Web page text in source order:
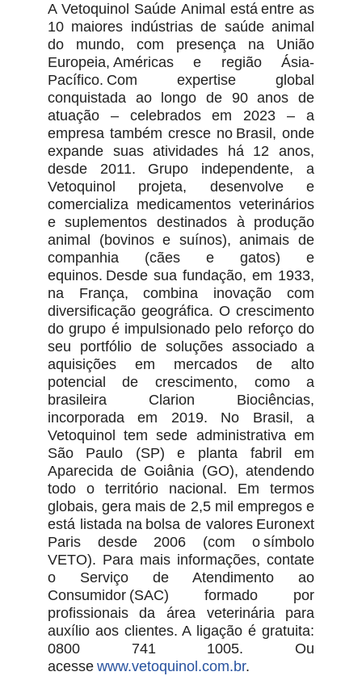
A Vetoquinol Saúde Animal está entre as
10 maiores indústrias de saúde animal
do mundo, com presença na União
Europeia, Américas e região Ásia-
Pacífico. Com expertise global
conquistada ao longo de 90 anos de
atuação – celebrados em 2023 – a
empresa também cresce no Brasil, onde
expande suas atividades há 12 anos,
desde 2011. Grupo independente, a
Vetoquinol projeta, desenvolve e
comercializa medicamentos veterinários
e suplementos destinados à produção
animal (bovinos e suínos), animais de
companhia (cães e gatos) e
equinos. Desde sua fundação, em 1933,
na França, combina inovação com
diversificação geográfica. O crescimento
do grupo é impulsionado pelo reforço do
seu portfólio de soluções associado a
aquisições em mercados de alto
potencial de crescimento, como a
brasileira Clarion Biociências,
incorporada em 2019. No Brasil, a
Vetoquinol tem sede administrativa em
São Paulo (SP) e planta fabril em
Aparecida de Goiânia (GO), atendendo
todo o território nacional. Em termos
globais, gera mais de 2,5 mil empregos e
está listada na bolsa de valores Euronext
Paris desde 2006 (com o símbolo
VETO). Para mais informações, contate
o Serviço de Atendimento ao
Consumidor (SAC) formado por
profissionais da área veterinária para
auxílio aos clientes. A ligação é gratuita:
0800 741 1005. Ou
acesse www.vetoquinol.com.br.